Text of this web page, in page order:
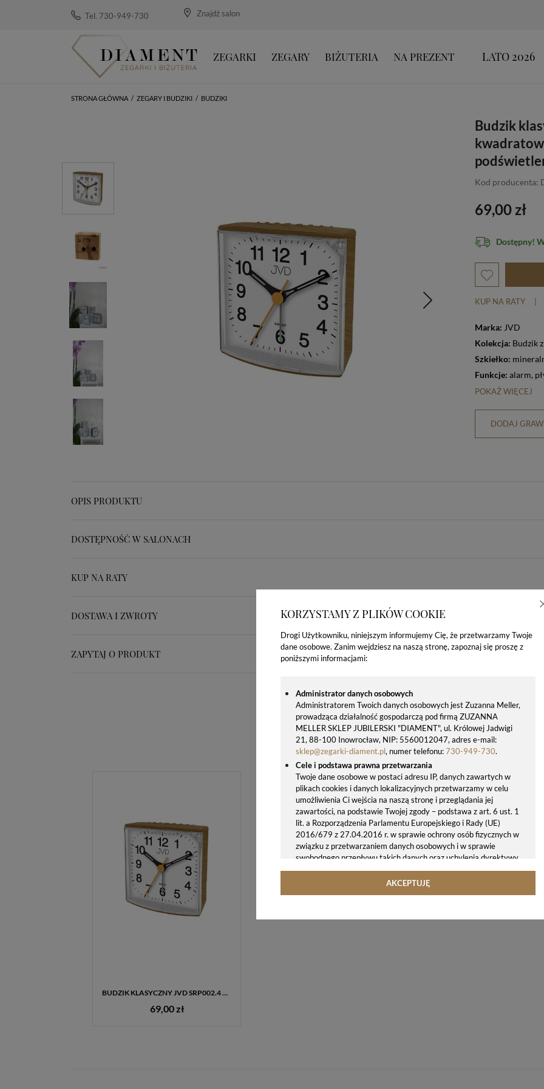
KORZYSTAMY Z PLIKÓW COOKIE
Drogi Użytkowniku, niniejszym informujemy Cię, że przetwarzamy Twoje
dane osobowe. Zanim wejdziesz na naszą stronę, zapoznaj się proszę z
poniższymi informacjami:
Administrator danych osobowych
Administratorem Twoich danych osobowych jest Zuzanna Meller,
prowadząca działalność gospodarczą pod firmą ZUZANNA
MELLER SKLEP JUBILERSKI "DIAMENT", ul. Królowej Jadwigi
21, 88-100 Inowrocław, NIP: 5560012047, adres e-mail:
sklep@zegarki-diament.pl, numer telefonu:730-949-730.
Cele i podstawa prawna przetwarzania
Twoje dane osobowe w postaci adresu IP, danych zawartych w
plikach cookies i danych lokalizacyjnych przetwarzamy w celu
umożliwienia Ci wejścia na naszą stronę i przeglądania jej
zawartości, na podstawie Twojej zgody – podstawa z art. 6 ust. 1
lit. a Rozporządzenia Parlamentu Europejskiego i Rady (UE)
2016/679 z 27.04.2016 r. w sprawie ochrony osób fizycznych w
związku z przetwarzaniem danych osobowych i w sprawie
swobodnego przepływu takich danych oraz uchylenia dyrektywy
95/46/WE (ogólne rozporządzenie o ochronie danych, tj. RODO).
Twoje dane osobowe możemy udostępniać hostingodawcy. Takie
zgodnie z naszymi poleceniami. Przekazujemy Twoje dane poza
AKCEPTUJĘ
Tel. 730-949-730 Znajdź salon
ZEGARKI ZEGARY BIŻUTERIA NA PREZENT LATO 2026
STRONA GŁÓWNA / ZEGARY I BUDZIKI / BUDZIKI
Budzik
Kod producenta:
69,00 zł
Dostępny!
KUP NA RATY
Marka: JVD
Kolekcja: Budzik
Szkiełko:
Funkcje: alarm,
POKAŻ WIĘCEJ
DODAJ
OPIS PRODUKTU
DOSTĘPNOŚĆ W SALONACH
KUP NA RATY
DOSTAWA I ZWROTY
ZAPYTAJ O PRODUKT
OSTATNIO OGLĄDANE PRODUKTY
BUDZIK KLASYCZNY JVD SRP002.4 BRĄZOWY – KWADRATOWY BUDZIK Z ALARMEM I PODŚWIETLENIEM
69,00 zł